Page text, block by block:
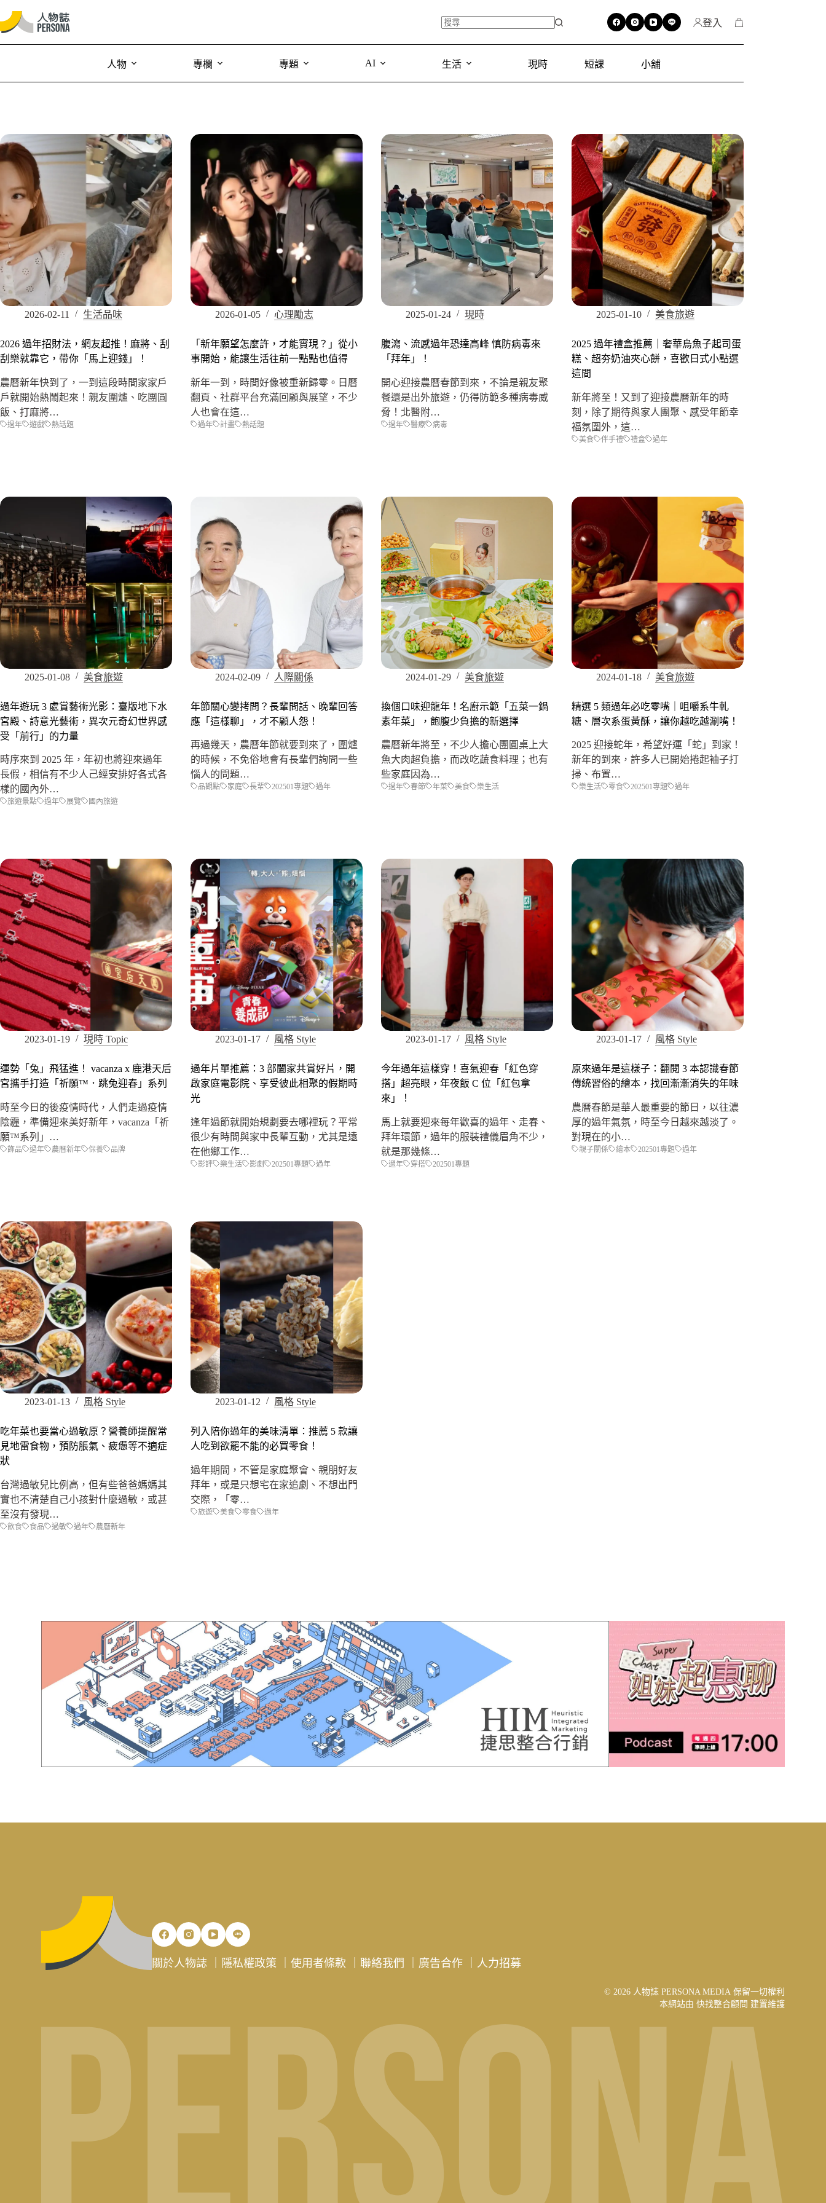
登入
人物 專欄 專題 AI 生活 現時 短課 小舖
2026-02-11 生活品味
2026 過年招財法，網友超推！麻將、刮
刮樂就靠它，帶你「馬上迎錢」！
農曆新年快到了，一到這段時間家家戶
戶就開始熱鬧起來！親友圍爐、吃團圓
飯、打麻將…
過年 遊戲 熱話題
2026-01-05 心理勵志
「新年願望怎麼許，才能實現？」從小
事開始，能讓生活往前一點點也值得
新年一到，時間好像被重新歸零。日曆
翻頁、社群平台充滿回顧與展望，不少
人也會在這…
過年 計畫 熱話題
2025-01-24 現時
腹瀉、流感過年恐達高峰 慎防病毒來
「拜年」！
開心迎接農曆春節到來，不論是親友聚
餐還是出外旅遊，仍得防範多種病毒威
脅！北醫附…
過年 醫療 病毒
2025-01-10 美食旅遊
2025 過年禮盒推薦｜奢華烏魚子起司蛋
糕、超夯奶油夾心餅，喜歡日式小點選
這間
新年將至！又到了迎接農曆新年的時
刻，除了期待與家人團聚、感受年節幸
福氛圍外，這…
美食 伴手禮 禮盒 過年
2025-01-08 美食旅遊
過年遊玩 3 處賞藝術光影：臺版地下水
宮殿、詩意光藝術，異次元奇幻世界感
受「前行」的力量
時序來到 2025 年，年初也將迎來過年
長假，相信有不少人己經安排好各式各
樣的國內外…
旅遊景點 過年 展覽 國內旅遊
2024-02-09 人際關係
年節關心變拷問？長輩問話、晚輩回答
應「這樣聊」，才不顧人怨！
再過幾天，農曆年節就要到來了，圍爐
的時候，不免俗地會有長輩們詢問一些
惱人的問題…
品觀點 家庭 長輩 202501專題 過年
2024-01-29 美食旅遊
換個口味迎龍年！名廚示範「五菜一鍋
素年菜」，飽腹少負擔的新選擇
農曆新年將至，不少人擔心團圓桌上大
魚大肉超負擔，而改吃蔬食料理；也有
些家庭因為…
過年 春節 年菜 美食 樂生活
2024-01-18 美食旅遊
精選 5 類過年必吃零嘴｜咀嚼系牛軋
糖、層次系蛋黃酥，讓你越吃越涮嘴！
2025 迎接蛇年，希望好運「蛇」到家！
新年的到來，許多人已開始捲起袖子打
掃、布置…
樂生活 零食 202501專題 過年
2023-01-19 現時 Topic
運勢「兔」飛猛進！ vacanza x 鹿港天后
宮攜手打造「祈願™．跳兔迎春」系列
時至今日的後疫情時代，人們走過疫情
陰霾，準備迎來美好新年，vacanza「祈
願™系列」…
飾品 過年 農曆新年 保養 品牌
2023-01-17 風格 Style
過年片單推薦：3 部闔家共賞好片，開
啟家庭電影院、享受彼此相聚的假期時
光
逢年過節就開始規劃要去哪裡玩？平常
很少有時間與家中長輩互動，尤其是遠
在他鄉工作…
影評 樂生活 影劇 202501專題 過年
2023-01-17 風格 Style
今年過年這樣穿！喜氣迎春「紅色穿
搭」超亮眼，年夜飯 C 位「紅包拿
來」！
馬上就要迎來每年歡喜的過年、走春、
拜年環節，過年的服裝禮儀眉角不少，
就是那幾條…
過年 穿搭 202501專題
2023-01-17 風格 Style
原來過年是這樣子：翻閱 3 本認識春節
傳統習俗的繪本，找回漸漸消失的年味
農曆春節是華人最重要的節日，以往濃
厚的過年氣氛，時至今日越來越淡了。
對現在的小…
親子關係 繪本 202501專題 過年
2023-01-13 風格 Style
吃年菜也要當心過敏原？營養師提醒常
見地雷食物，預防脹氣、疲憊等不適症
狀
台灣過敏兒比例高，但有些爸爸媽媽其
實也不清楚自己小孩對什麼過敏，或甚
至沒有發現…
飲食 食品 過敏 過年 農曆新年
2023-01-12 風格 Style
列入陪你過年的美味清單：推薦 5 款讓
人吃到欲罷不能的必買零食！
過年期間，不管是家庭聚會、親朋好友
拜年，或是只想宅在家追劇、不想出門
交際，「零…
旅遊 美食 零食 過年
關於人物誌 隱私權政策 ｜使用者條款 ｜聯絡我們 廣告合作 人力招募
© 2026 人物誌 PERSONA MEDIA 保留一切權利
本網站由 快找整合顧問 建置維護